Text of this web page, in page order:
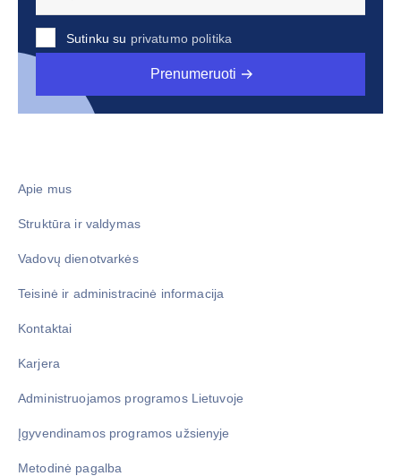
Sutinku su privatumo politika
Prenumeruoti
Apie mus
Struktūra ir valdymas
Vadovų dienotvarkės
Teisinė ir administracinė informacija
Kontaktai
Karjera
Administruojamos programos Lietuvoje
Įgyvendinamos programos užsienyje
Metodinė pagalba